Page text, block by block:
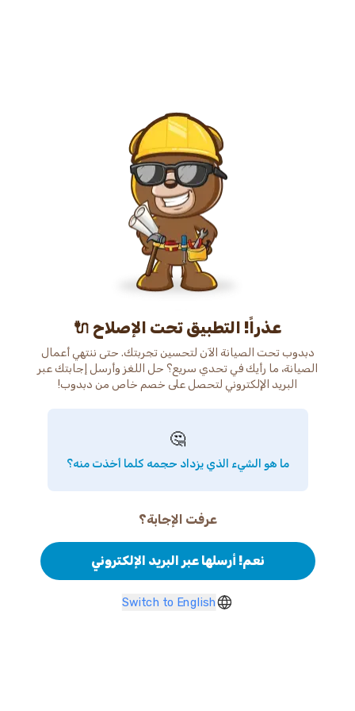
عذراً! التطبيق تحت الإصلاح 🔌
دبدوب تحت الصيانة الآن لتحسين تجربتك. حتى ننتهي أعمال
الصيانة، ما رأيك في تحدي سريع؟ حل اللغز وأرسل إجابتك عبر
البريد الإلكتروني لتحصل على خصم خاص من دبدوب!
🤔
ما هو الشيء الذي يزداد حجمه كلما أخذت منه؟
عرفت الإجابة؟
نعم! أرسلها عبر البريد الإلكتروني
Switch to English